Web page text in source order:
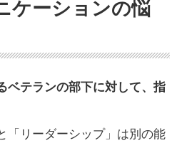
ケーションの悩
ベテランの部下に対して、指
「リーダーシップ」は別の能